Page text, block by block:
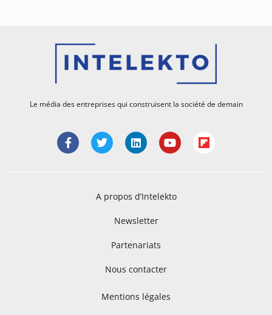
Le média des entreprises qui construisent la société de demain
A propos d’Intelekto
Newsletter
Partenariats
Nous contacter
Mentions légales